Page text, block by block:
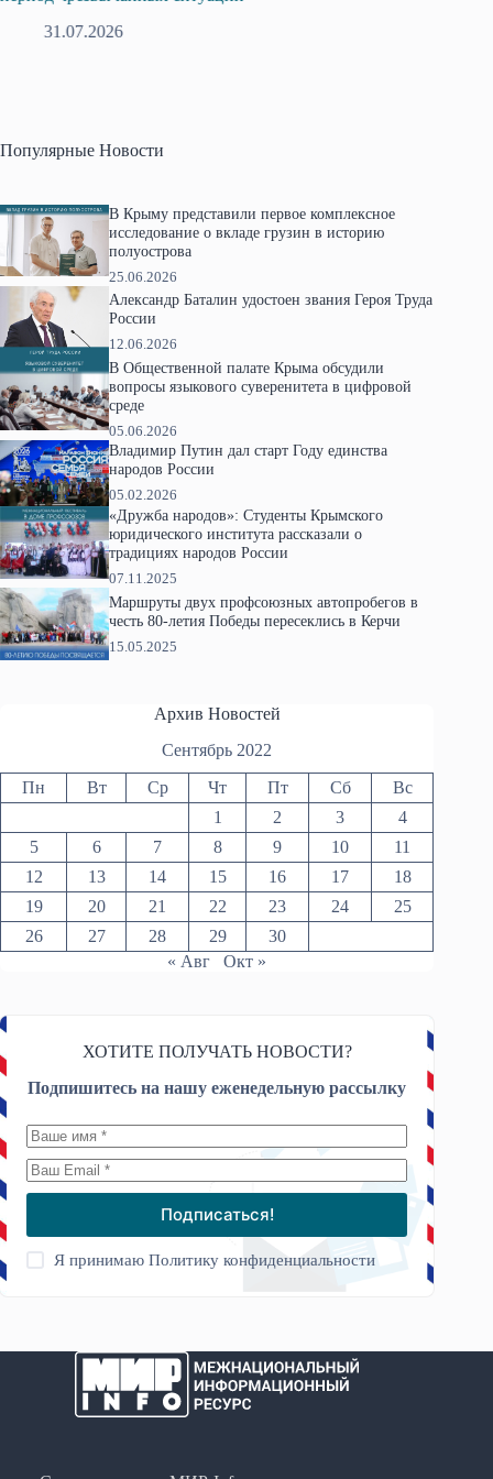
31.07.2026
Популярные Новости
В Крыму представили первое комплексное
исследование о вкладе грузин в историю
полуострова
25.06.2026
Александр Баталин удостоен звания Героя Труда
России
12.06.2026
В Общественной палате Крыма обсудили
вопросы языкового суверенитета в цифровой
среде
05.06.2026
Владимир Путин дал старт Году единства
народов России
05.02.2026
«Дружба народов»: Студенты Крымского
юридического института рассказали о
традициях народов России
07.11.2025
Маршруты двух профсоюзных автопробегов в
честь 80-летия Победы пересеклись в Керчи
15.05.2025
Архив Новостей
Сентябрь 2022
Пн Вт Ср Чт Пт Сб
Вс
1
2 3
4
5
6 7 8 9 10
11
12
13 14 15 16 17
18
19
20 21 22 23 24
25
26
27 28 29
30
« Авг
Окт »
ХОТИТЕ ПОЛУЧАТЬ НОВОСТИ?
Подпишитесь на нашу еженедельную рассылку
Подписаться!
Я принимаюПолитику конфиденциальности